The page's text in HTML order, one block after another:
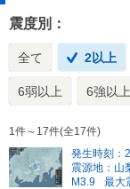
震度別：
全て 2以上
6弱以上 6強以上
1件～17件(全17件)
発生時刻：
震源地：山
M3.9
最大